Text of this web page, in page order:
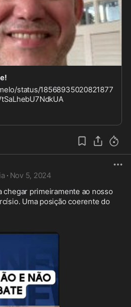
status/18568935020821877
· Nov 5, 2024
chegar primeiramente ao nosso
Uma posição coerente do